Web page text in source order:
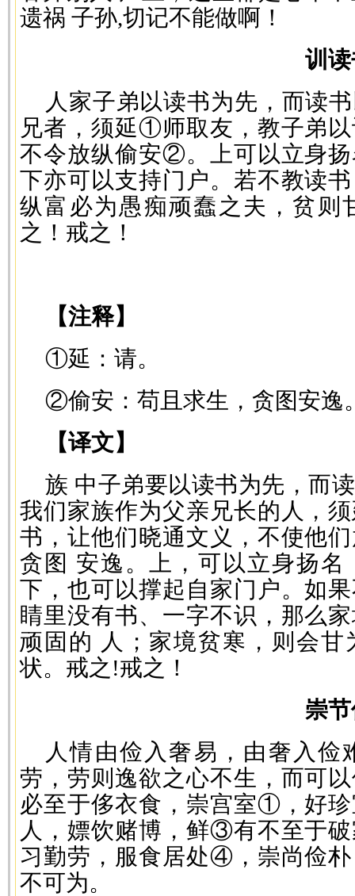
遗祸 子孙,切记不能做啊！
训
人家子弟以读书为先，而读
兄者，须延①师取友，教子弟
不令放纵偷安②。上可以立身
下亦可以支持门户。若不教读
纵富必为愚痴顽蠢之夫，贫则
之！戒之！
【注释】
①延：请。
②偷安：苟且求生，贪图安逸
【译文】
族 中子弟要以读书为先，而
我们家族作为父亲兄长的人，
书，让他们晓通文义，不使他
贪图 安逸。上，可以立身扬名
下，也可以撑起自家门户。如
睛里没有书、一字不识，那么
顽固的 人；家境贫寒，则会
状。戒之!戒之！
崇
人情由俭入奢易，由奢入俭
劳，劳则逸欲之心不生，而可
必至于侈衣食，崇宫室①，好
人，嫖饮赌博，鲜③有不至于
习勤劳，服食居处④，崇尚俭
不可为。